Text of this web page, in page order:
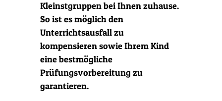
Kleinstgruppen bei Ihnen zuhause. ‍
So ist es möglich den
Unterrichtsausfall zu
kompensieren sowie Ihrem Kind
eine bestmögliche
Prüfungsvorbereitung zu
garantieren.